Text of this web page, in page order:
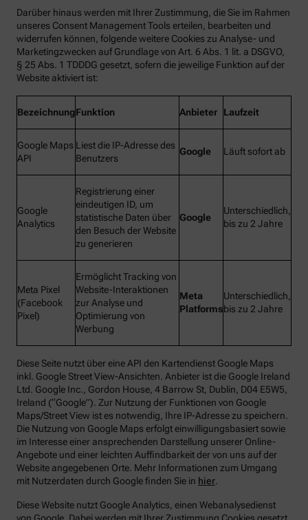
Darüber hinaus werden mit Ihrer Zustimmung, die Sie im Rahmen
unseres Consent Management Tools erteilen, bearbeiten und
widerrufen können, folgende weitere Cookies zu Analyse- und
Marketingzwecken auf Grundlage von Art. 6 Abs. 1 lit. a DSGVO,
§ 25 Abs. 1 TDDDG gesetzt, sofern die jeweilige Funktion auf der
Website aktiviert ist:
BezeichnungFunktion Anbieter Laufzeit
Google Maps
API
Liest die IP-Adresse des
Benutzers
Google Läuft sofort ab
Google
Analytics
Registrierung einer
eindeutigen ID, um
statistische Daten über
den Besuch der Website
zu generieren
Google
Unterschiedlich,
bis zu 2 Jahre
Meta Pixel
(Facebook
Pixel)
Ermöglicht Tracking von
Website-Interaktionen
zur Analyse und
Optimierung von
Werbung
Meta
Platforms
Unterschiedlich,
bis zu 2 Jahre
Diese Seite nutzt über eine API den Kartendienst Google Maps
inkl. Google Street View-Ansichten. Anbieter ist die Google Ireland
Ltd. Google Inc., Gordon House, 4 Barrow St, Dublin, D04 E5W5,
Ireland (“Google”). Zur Nutzung der Funktionen von Google
Maps/Street View ist es notwendig, Ihre IP-Adresse zu speichern.
Die Nutzung von Google Maps erfolgt einwilligungsbasiert sowie
im Interesse einer ansprechenden Darstellung unserer Online-
Angebote und einer leichten Auffindbarkeit der von uns auf der
Website angegebenen Orte. Mehr Informationen zum Umgang
mit Nutzerdaten durch Google finden Sie in hier.
Diese Website nutzt Google Analytics, einen Webanalysedienst